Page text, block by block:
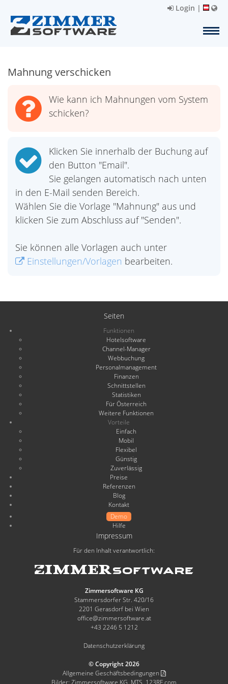
Login |
Mahnung verschicken
Wie kann ich Mahnungen vom System
schicken?
Klicken Sie innerhalb der Buchung auf
den Button "Email".
Sie gelangen automatisch nach unten
in den E-Mail senden Bereich.
Wählen Sie die Vorlage "Mahnung" aus und
klicken Sie zum Abschluss auf "Senden".
Sie können alle Vorlagen auch unter
Einstellungen/Vorlagen bearbeiten.
Seiten
Funktionen
Hotelsoftware
Channel-Manager
Webbuchung
Personalmanagement
Finanzen
Schnittstellen
Statistiken
Für Österreich
Weitere Funktionen
Vorteile
Einfach
Mobil
Flexibel
Günstig
Zuverlässig
Preise
Referenzen
Blog
Kontakt
Demo
Hilfe
Impressum
Für den Inhalt verantwortlich:
Zimmersoftware KG
Stammersdorfer Str. 420/16
2201 Gerasdorf bei Wien
office@zimmersoftware.at
+43 2246 5 1212
Datenschutzerklärung
© Copyright 2026
Allgemeine Geschäftsbedingungen
Bilder: Zimmersoftware KG, MTS, 123RF.com